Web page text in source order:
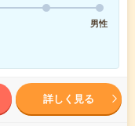
男性
詳しく見る